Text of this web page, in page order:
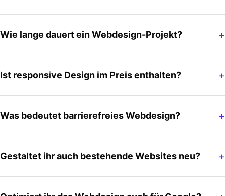
Wie lange dauert ein Webdesign-Projekt?
Ist responsive Design im Preis enthalten?
Was bedeutet barrierefreies Webdesign?
Gestaltet ihr auch bestehende Websites neu?